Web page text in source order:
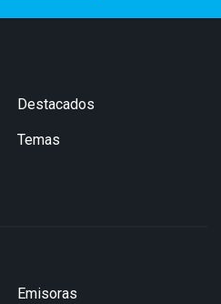
Destacados
Temas
Emisoras